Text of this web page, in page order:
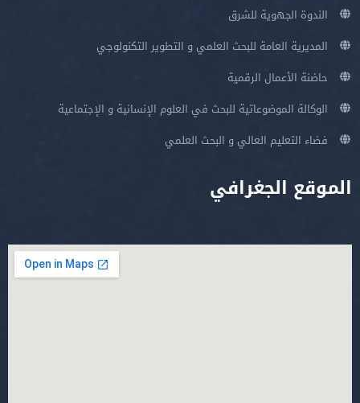
الندوة الجهوية للشرق
المديرية العامة للبحث العلمي و التطوير التكنولوجي
حاضنة الأعمال الرقمية
الوكالة الموضوعاتية للبحث في العلوم الإنسانية و الإجتماعية
فضاء التعليم العالي و البحث العلمي
الموقع الجغرافي